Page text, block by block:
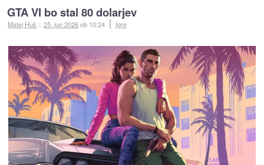
GTA VI bo stal 80 dolarjev
Matej Huš ::25. jun 2026ob 10:24 Igre